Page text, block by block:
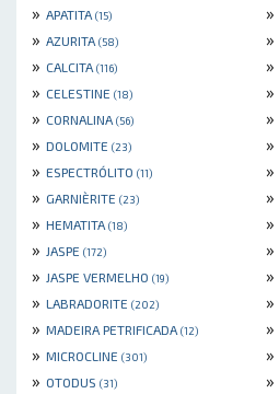
» APATITA (15) »
» AZURITA (58) »
» CALCITA (116) »
» CELESTINE (18) »
» CORNALINA (56) »
» DOLOMITE (23) »
» ESPECTRÓLITO (11) »
» GARNIÈRITE (23) »
» HEMATITA (18) »
» JASPE (172) »
» JASPE VERMELHO (19) »
» LABRADORITE (202) »
» MADEIRA PETRIFICADA (12) »
» MICROCLINE (301) »
» OTODUS (31) »